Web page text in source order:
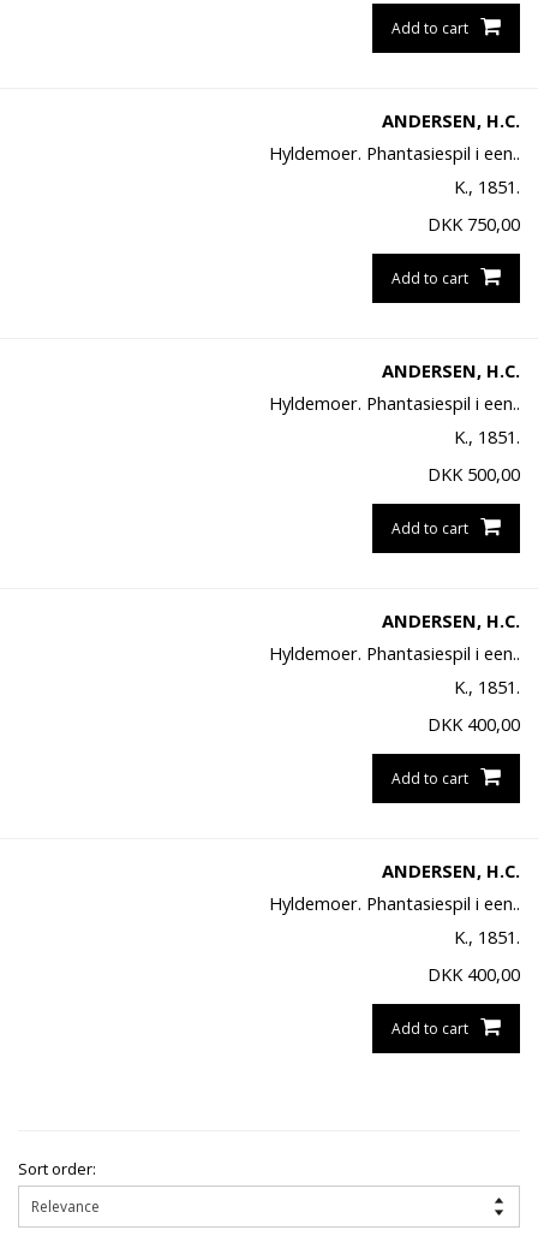
Add to cart
ANDERSEN, H.C.
Hyldemoer. Phantasiespil i een..
K., 1851.
DKK 750,00
Add to cart
ANDERSEN, H.C.
Hyldemoer. Phantasiespil i een..
K., 1851.
DKK 500,00
Add to cart
ANDERSEN, H.C.
Hyldemoer. Phantasiespil i een..
K., 1851.
DKK 400,00
Add to cart
ANDERSEN, H.C.
Hyldemoer. Phantasiespil i een..
K., 1851.
DKK 400,00
Add to cart
Sort order: